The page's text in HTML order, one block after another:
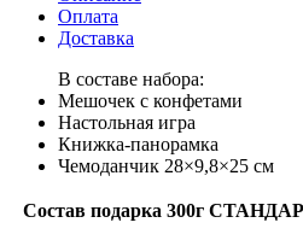
Оплата
Доставка
В составе набора:
Мешочек с конфетами
Настольная игра
Книжка-панорамка
Чемоданчик 28×9,8×25 см
Состав подарка 300г